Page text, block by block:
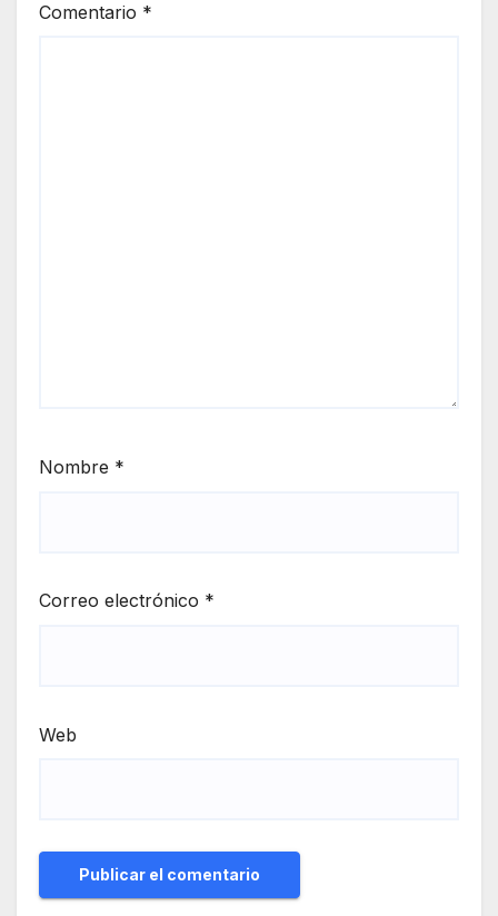
Comentario *
Nombre *
Correo electrónico *
Web